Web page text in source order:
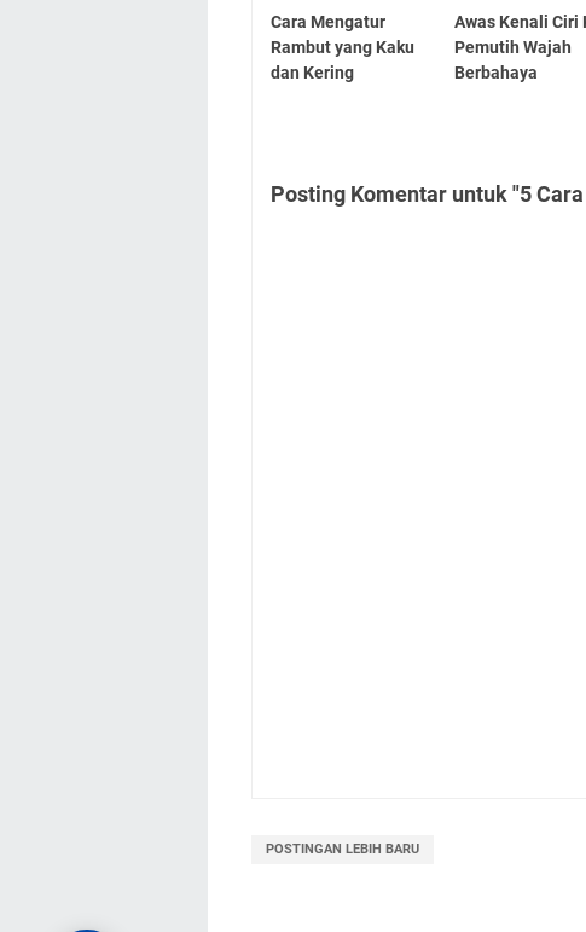
Cara Mengatur
Rambut yang Kaku
dan Kering
Awas Kenali Ciri
Pemutih Wajah
Berbahaya
Posting Komentar untuk "5
POSTINGAN LEBIH BARU